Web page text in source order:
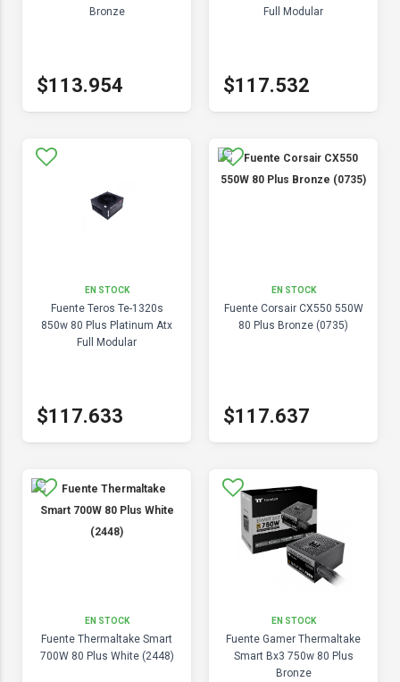
Bronze
$113.954
Full Modular
$117.532
EN STOCK
Fuente Teros Te-1320s
850w 80 Plus Platinum Atx
Full Modular
$117.633
EN STOCK
Fuente Corsair CX550 550W
80 Plus Bronze (0735)
$117.637
EN STOCK
Fuente Thermaltake Smart
700W 80 Plus White (2448)
EN STOCK
Fuente Gamer Thermaltake
Smart Bx3 750w 80 Plus
Bronze